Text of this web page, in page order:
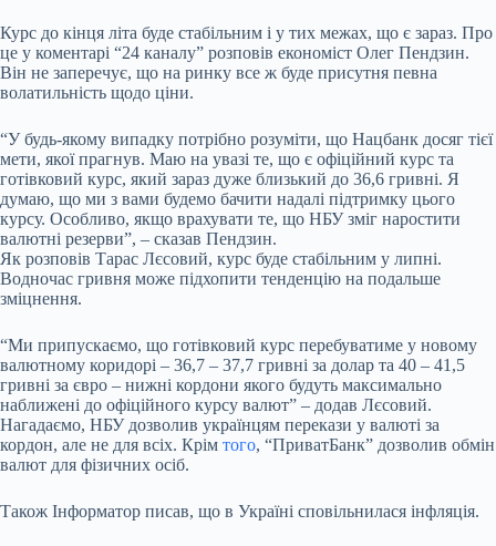
Курс до кінця літа буде стабільним і у тих межах, що є зараз. Про
це у коментарі “24 каналу” розповів економіст Олег Пендзин.
Він не заперечує, що на ринку все ж буде присутня певна
волатильність щодо ціни.
“У будь-якому випадку потрібно розуміти, що Нацбанк досяг тієї
мети, якої прагнув. Маю на увазі те, що є офіційний курс та
готівковий курс, який зараз дуже близький до 36,6 гривні. Я
думаю, що ми з вами будемо бачити надалі підтримку цього
курсу. Особливо, якщо врахувати те, що НБУ зміг наростити
валютні резерви”, – сказав Пендзин.
Як розповів Тарас Лєсовий, курс буде стабільним у липні.
Водночас гривня може підхопити тенденцію на подальше
зміцнення.
“Ми припускаємо, що готівковий курс перебуватиме у новому
валютному коридорі – 36,7 – 37,7 гривні за долар та 40 – 41,5
гривні за євро – нижні кордони якого будуть максимально
наближені до офіційного курсу валют” – додав Лєсовий.
Нагадаємо, НБУ дозволив українцям перекази у валюті за
кордон, але не для всіх. Крім того, “ПриватБанк” дозволив обмін
валют для фізичних осіб.
Також Інформатор писав, що в Україні сповільнилася інфляція.